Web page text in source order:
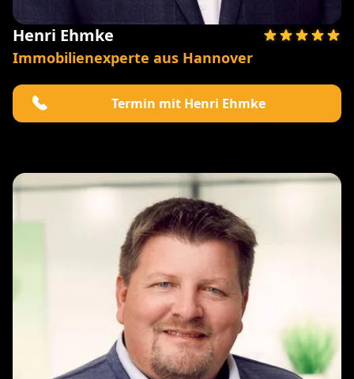
Henri Ehmke
Immobilienexperte aus Hannover
Termin mit Henri Ehmke